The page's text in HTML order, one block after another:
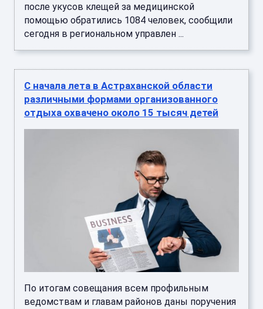
после укусов клещей за медицинской
помощью обратились 1084 человек, сообщили
сегодня в региональном управлен ...
С начала лета в Астраханской области
различными формами организованного
отдыха охвачено около 15 тысяч детей
По итогам совещания всем профильным
ведомствам и главам районов даны поручения